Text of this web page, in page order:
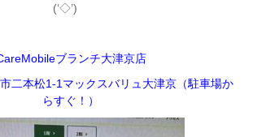
(‘◇’)ゞ
ブランチ大津京店
二本松1-1マックスバリュ大津京（駐車場か
らすぐ！）